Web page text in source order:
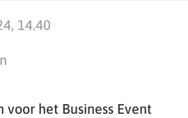
14.40
voor het Business Event